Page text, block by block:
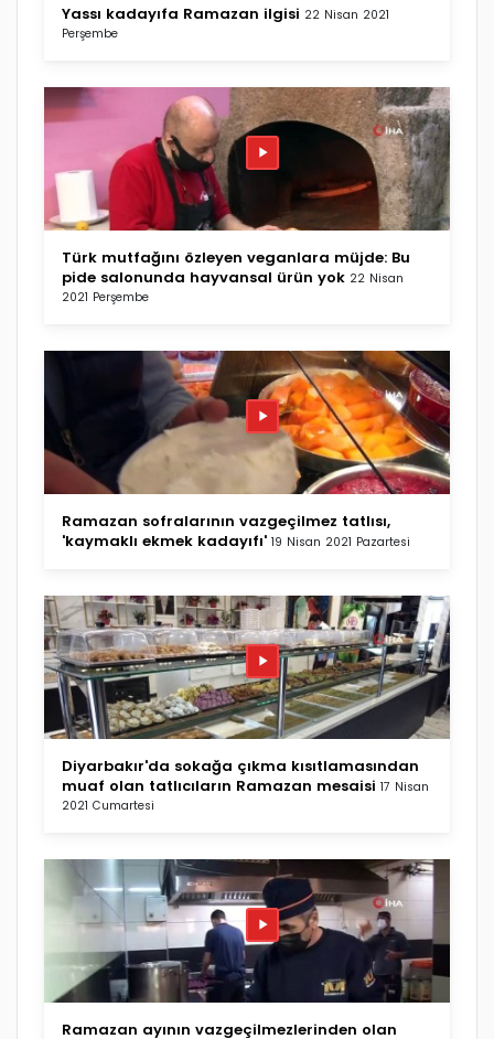
Yassı kadayıfa Ramazan ilgisi 22 Nisan 2021
Perşembe
Türk mutfağını özleyen veganlara müjde: Bu
pide salonunda hayvansal ürün yok 22 Nisan
2021 Perşembe
Ramazan sofralarının vazgeçilmez tatlısı,
'kaymaklı ekmek kadayıfı' 19 Nisan 2021 Pazartesi
Diyarbakır'da sokağa çıkma kısıtlamasından
muaf olan tatlıcıların Ramazan mesaisi 17 Nisan
2021 Cumartesi
Ramazan ayının vazgeçilmezlerinden olan